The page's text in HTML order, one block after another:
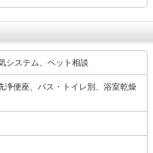
システム、ペット相談
浄便座、バス・トイレ別、浴室乾燥